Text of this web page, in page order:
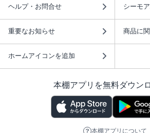
ヘルプ・お問合せ シーモ
重要なお知らせ 商品に
ホームアイコンを追加
本棚アプリを無料ダウン
本棚アプリについて